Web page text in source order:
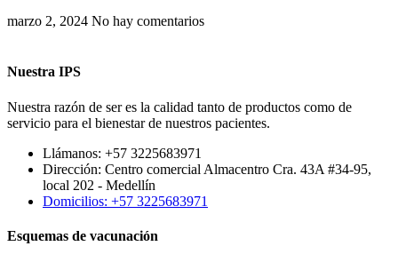
marzo 2, 2024 No hay comentarios
Nuestra IPS
Nuestra razón de ser es la calidad tanto de productos como de
servicio para el bienestar de nuestros pacientes.
Llámanos: +57 3225683971
Dirección: Centro comercial Almacentro Cra. 43A #34-95,
local 202 - Medellín
Domicilios: +57 3225683971
Esquemas de vacunación